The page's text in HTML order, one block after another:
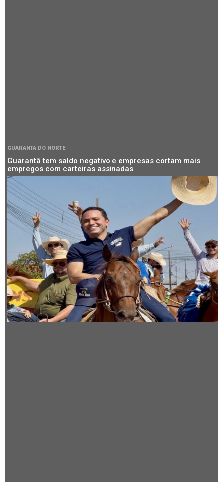
GUARANTÃ DO NORTE
Guarantã tem saldo negativo e empresas cortam mais
empregos com carteiras assinadas